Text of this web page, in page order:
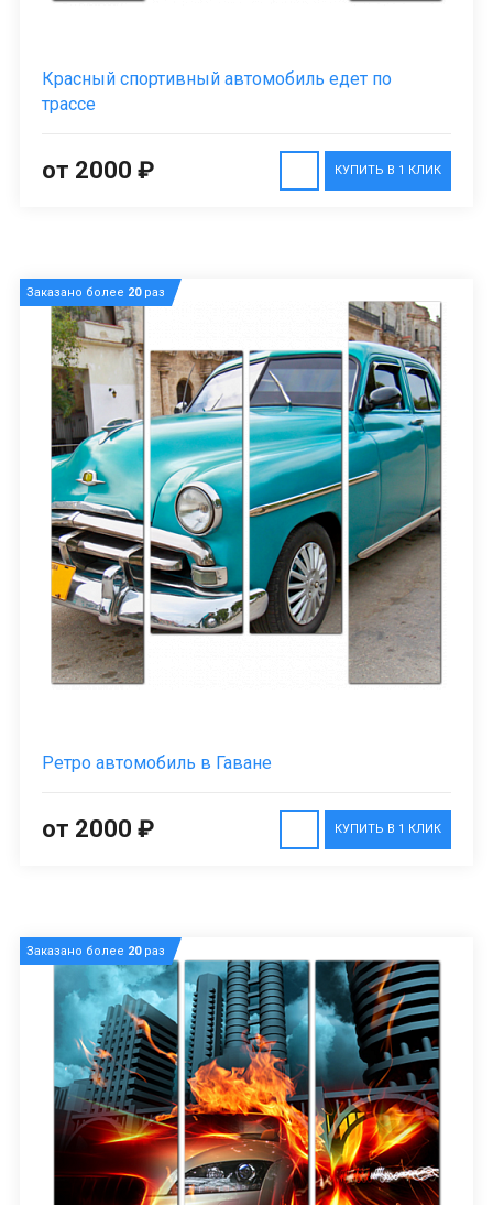
Красный спортивный автомобиль едет по
трассе
КУПИТЬ В 1 КЛИК
от 2000 ₽
Заказано более 20раз
Ретро автомобиль в Гаване
КУПИТЬ В 1 КЛИК
от 2000 ₽
Заказано более 20раз